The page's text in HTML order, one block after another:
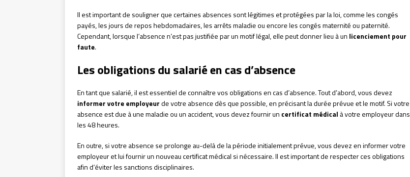
Il est important de souligner que certaines absences sont légitimes et protégées par la loi, comme les congés
payés, les jours de repos hebdomadaires, les arrêts maladie ou encore les congés maternité ou paternité.
Cependant, lorsque l’absence n’est pas justifiée par un motif légal, elle peut donner lieu à un licenciement pour
faute.
Les obligations du salarié en cas d’absence
En tant que salarié, il est essentiel de connaître vos obligations en cas d’absence. Tout d’abord, vous devez
informer votre employeurde votre absence dès que possible, en précisant la durée prévue et le motif. Si votre
absence est due à une maladie ou un accident, vous devez fournir un certificat médical à votre employeur dans
les 48 heures.
En outre, si votre absence se prolonge au-delà de la période initialement prévue, vous devez en informer votre
employeur et lui fournir un nouveau certificat médical si nécessaire. Il est important de respecter ces obligations
afin d’éviter les sanctions disciplinaires.